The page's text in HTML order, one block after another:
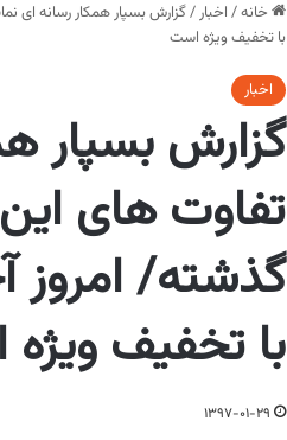
خانه/ اخبار/
با تخفیف ویژه است
اخبار
گزارش بسپار
گذشته/ امروز
با تخفیف
1397-01-29